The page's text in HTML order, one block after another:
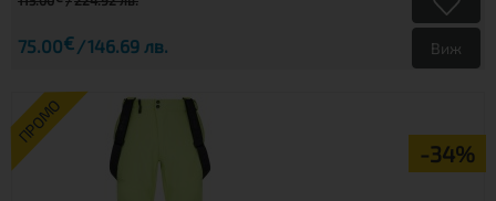
75.00€ 146.69 лв. Виж
ПРОМО
-34%